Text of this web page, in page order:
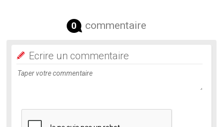
0 commentaire
Ecrire un commentaire